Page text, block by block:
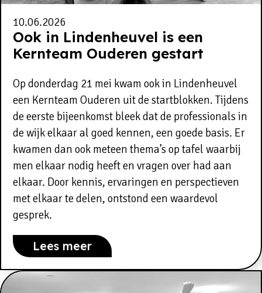
10.06.2026
Ook in Lindenheuvel is een
Kernteam Ouderen gestart
Op donderdag 21 mei kwam ook in Lindenheuvel
een Kernteam Ouderen uit de startblokken. Tijdens
de eerste bijeenkomst bleek dat de professionals in
de wijk elkaar al goed kennen, een goede basis. Er
kwamen dan ook meteen thema’s op tafel waarbij
men elkaar nodig heeft en vragen over had aan
elkaar. Door kennis, ervaringen en perspectieven
met elkaar te delen, ontstond een waardevol
gesprek.
Lees meer